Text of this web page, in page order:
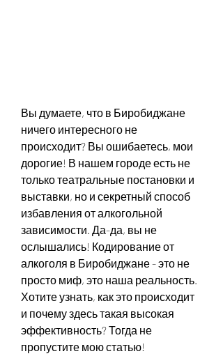
Вы думаете, что в Биробиджане
ничего интересного не
происходит? Вы ошибаетесь, мои
дорогие! В нашем городе есть не
только театральные постановки и
выставки, но и секретный способ
избавления от алкогольной
зависимости. Да-да, вы не
ослышались! Кодирование от
алкоголя в Биробиджане - это не
просто миф, это наша реальность.
Хотите узнать, как это происходит
и почему здесь такая высокая
эффективность? Тогда не
пропустите мою статью!